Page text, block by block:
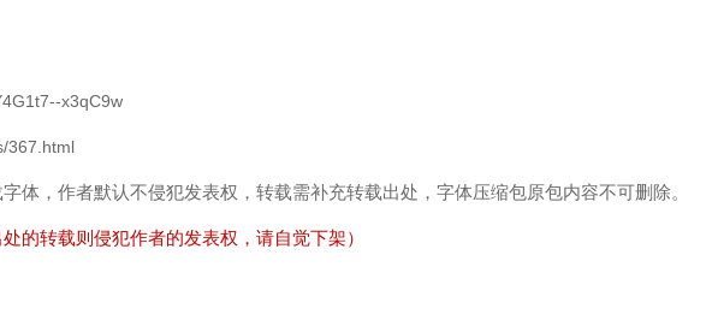
x3qC9w
367.html
体，作者默认不侵犯发表权，转载需补充转载出处，字体压缩包原包内容不可删除。
的转载则侵犯作者的发表权，请自觉下架）